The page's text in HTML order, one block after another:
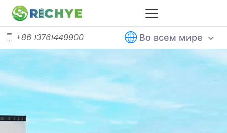
+86 13761449900 Во всем мире